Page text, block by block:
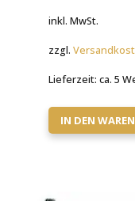
inkl. MwSt.
zzgl.
Lieferzeit: ca. 5
IN DEN